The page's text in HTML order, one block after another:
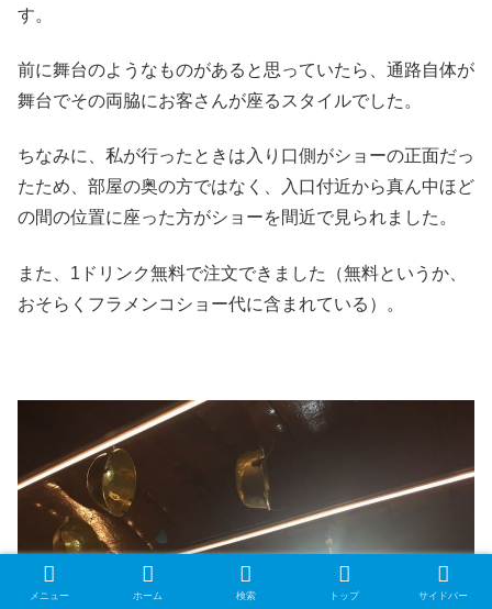
す。
前に舞台のようなものがあると思っていたら、通路自体が
舞台でその両脇にお客さんが座るスタイルでした。
ちなみに、私が行ったときは入り口側がショーの正面だっ
たため、部屋の奥の方ではなく、入口付近から真ん中ほど
の間の位置に座った方がショーを間近で見られました。
また、1ドリンク無料で注文できました（無料というか、
おそらくフラメンコショー代に含まれている）。
メニュー ホーム 検索 トップ サイドバー